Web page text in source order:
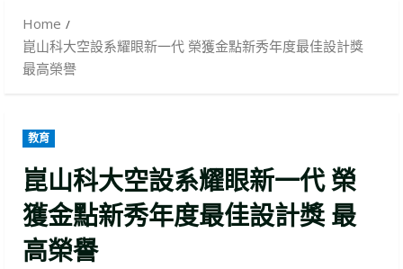
Home
崑山科大空設系耀眼新一代 榮獲金點新秀年度最佳設計獎
最高榮譽
教育
崑山科大空設系耀眼新一代 榮
獲金點新秀年度最佳設計獎 最
高榮譽